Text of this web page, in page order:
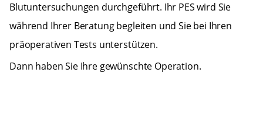
Blutuntersuchungen durchgeführt. Ihr PES wird Sie
während Ihrer Beratung begleiten und Sie bei Ihren
präoperativen Tests unterstützen.
Dann haben Sie Ihre gewünschte Operation.